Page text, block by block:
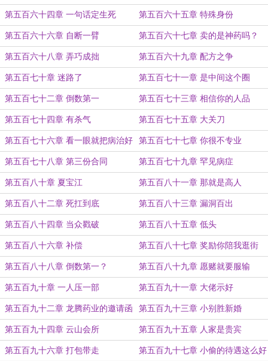
第五百六十四章 一句话定生死 第五百六十五章 特殊身份
第五百六十六章 自断一臂 第五百六十七章 卖的是神药吗？
第五百六十八章 弄巧成拙 第五百六十九章 配方之争
第五百七十章 迷路了 第五百七十一章 是中间这个圈
第五百七十二章 倒数第一 第五百七十三章 相信你的人品
第五百七十四章 有杀气 第五百七十五章 大关刀
第五百七十六章 看一眼就把病治好
了
第五百七十七章 你很不专业
第五百七十八章 第三份合同 第五百七十九章 罕见病症
第五百八十章 夏宝江 第五百八十一章 那就是高人
第五百八十二章 死扛到底 第五百八十三章 漏洞百出
第五百八十四章 当众戳破 第五百八十五章 低头
第五百八十六章 补偿 第五百八十七章 奖励你陪我逛街
第五百八十八章 倒数第一？ 第五百八十九章 愿赌就要服输
第五百九十章 一人压一部 第五百九十一章 大佬示好
第五百九十二章 龙腾药业的邀请函 第五百九十三章 小别胜新婚
第五百九十四章 云山会所 第五百九十五章 人家是贵宾
第五百九十六章 打包带走 第五百九十七章 小偷的待遇这么好